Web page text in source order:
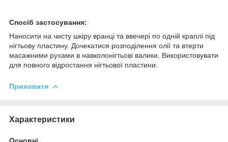
Спосіб застосування:
Наносити на чисту шкіру вранці та ввечері по одній краплі під
нігтьову пластину. Дочекатися розподілення олії та втерти
масажними рухами в навколонігтьові валики. Використовувати
для повного відростання нігтьової пластини.
Приховати
Характеристики
Основні